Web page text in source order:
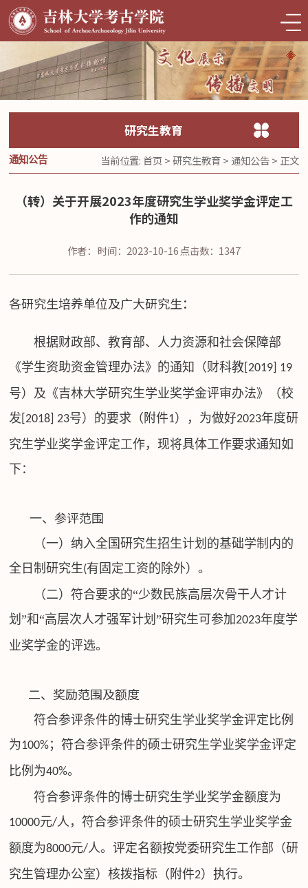
研究生教育
通知公告 当前位置: 首页>研究生教育> 通知公告> 正文
（转）关于开展2023年度研究生学业奖学金评定工
作的通知
作者： 时间：2023-10-16点击数： 1347
各研究生培养单位及广大研究生：
根据财政部、教育部、人力资源和社会保障部
《学生资助资金管理办法》的通知（财科教 [2019] 19
号）及《吉林大学研究生学业奖学金评审办法》（校
发 [2018] 23号）的要求（附件1），为做好2023年度研
究生学业奖学金评定工作，现将具体工作要求通知如
下：
一、参评范围
（一）纳入全国研究生招生计划的基础学制内的
全日制研究生(有固定工资的除外）。
（二）符合要求的“少数民族高层次骨干人才计
划”和“高层次人才强军计划”研究生可参加2023年度学
业奖学金的评选。
二、奖励范围及额度
符合参评条件的博士研究生学业奖学金评定比例
为100%；符合参评条件的硕士研究生学业奖学金评定
比例为40%。
符合参评条件的博士研究生学业奖学金额度为
10000元/人，符合参评条件的硕士研究生学业奖学金
额度为8000元/人。评定名额按党委研究生工作部（研
究生管理办公室）核拨指标（附件2）执行。